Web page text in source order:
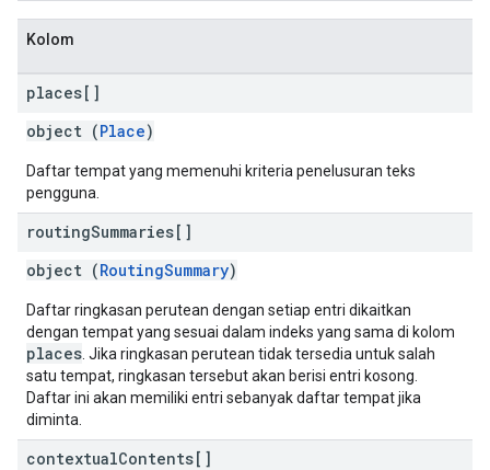
Kolom
places[]
object (Place)
Daftar tempat yang memenuhi kriteria penelusuran teks
pengguna.
routingSummaries[]
object (RoutingSummary)
Daftar ringkasan perutean dengan setiap entri dikaitkan
dengan tempat yang sesuai dalam indeks yang sama di kolom
places . Jika ringkasan perutean tidak tersedia untuk salah
satu tempat, ringkasan tersebut akan berisi entri kosong.
Daftar ini akan memiliki entri sebanyak daftar tempat jika
diminta.
contextualContents[]